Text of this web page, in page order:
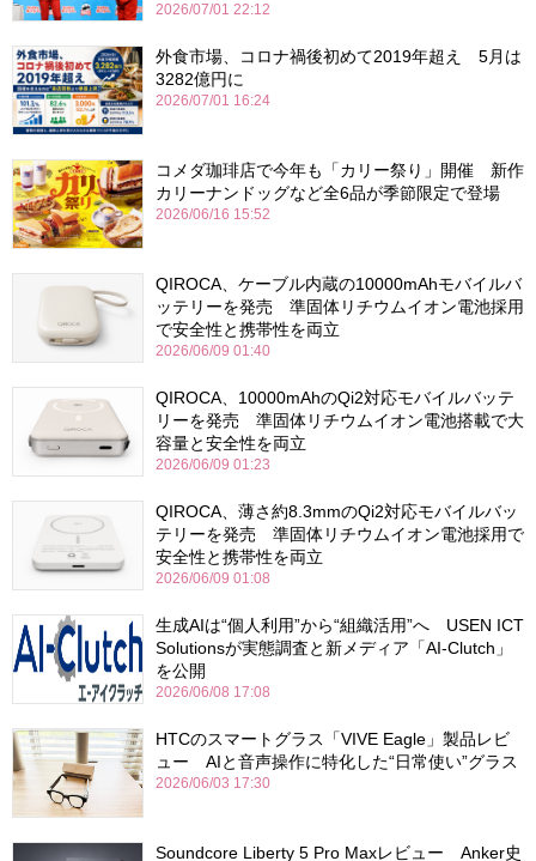
2026/07/01 22:12
外食市場、コロナ禍後初めて2019年超え 5月は
3282億円に
2026/07/01 16:24
コメダ珈琲店で今年も「カリー祭り」開催 新作
カリーナンドッグなど全6品が季節限定で登場
2026/06/16 15:52
QIROCA、ケーブル内蔵の10000mAhモバイルバ
ッテリーを発売 準固体リチウムイオン電池採用
で安全性と携帯性を両立
2026/06/09 01:40
QIROCA、10000mAhのQi2対応モバイルバッテ
リーを発売 準固体リチウムイオン電池搭載で大
容量と安全性を両立
2026/06/09 01:23
QIROCA、薄さ約8.3mmのQi2対応モバイルバッ
テリーを発売 準固体リチウムイオン電池採用で
安全性と携帯性を両立
2026/06/09 01:08
生成AIは“個人利用”から“組織活用”へ USEN ICT
Solutionsが実態調査と新メディア「AI-Clutch」
を公開
2026/06/08 17:08
HTCのスマートグラス「VIVE Eagle」製品レビ
ュー AIと音声操作に特化した“日常使い”グラス
2026/06/03 17:30
Soundcore Liberty 5 Pro Maxレビュー Anker史